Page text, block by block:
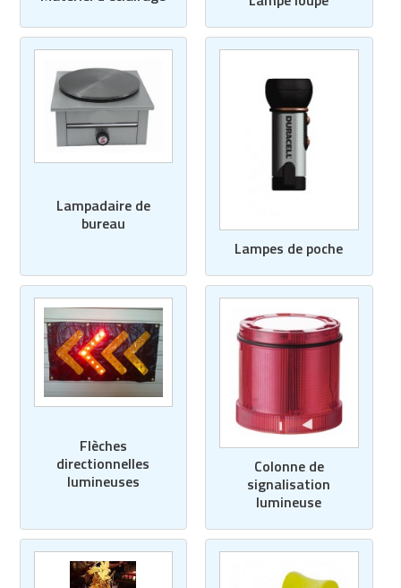
Lampadaire de
bureau
Lampes de poche
Flèches
directionnelles
lumineuses
Colonne de
signalisation
lumineuse